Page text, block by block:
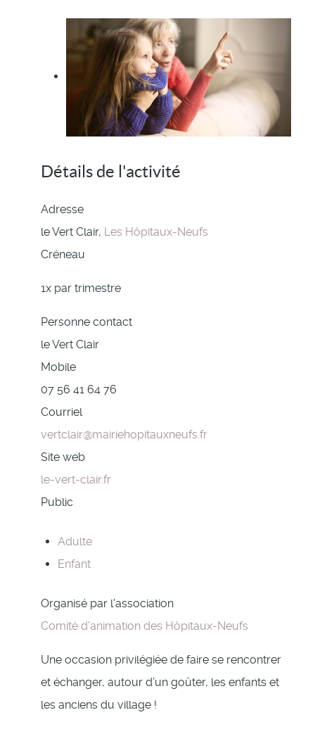
Détails de l'activité
Adresse
le Vert Clair, Les Hôpitaux-Neufs
Créneau
1x par trimestre
Personne contact
le Vert Clair
Mobile
07 56 41 64 76
Courriel
vertclair@mairiehopitauxneufs.fr
Site web
le-vert-clair.fr
Public
Adulte
Enfant
Organisé par l'association
Comité d'animation des Hôpitaux-Neufs
Une occasion privilégiée de faire se rencontrer
et échanger, autour d’un goûter, les enfants et
les anciens du village !